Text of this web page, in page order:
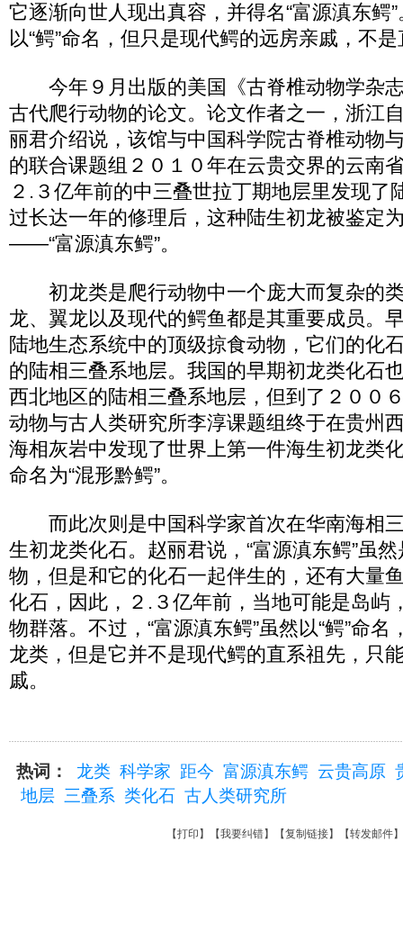
它逐渐向世人现出真容，并得名“富源滇东鳄
以“鳄”命名，但只是现代鳄的远房亲戚，不
今年９月出版的美国《古脊椎动物学杂
古代爬行动物的论文。论文作者之一，浙江
丽君介绍说，该馆与中国科学院古脊椎动物
的联合课题组２０１０年在云贵交界的云南
２.３亿年前的中三叠世拉丁期地层里发现了
过长达一年的修理后，这种陆生初龙被鉴定
——“富源滇东鳄”。
初龙类是爬行动物中一个庞大而复杂的
龙、翼龙以及现代的鳄鱼都是其重要成员。
陆地生态系统中的顶级掠食动物，它们的化
的陆相三叠系地层。我国的早期初龙类化石
西北地区的陆相三叠系地层，但到了２００
动物与古人类研究所李淳课题组终于在贵州
海相灰岩中发现了世界上第一件海生初龙类
命名为“混形黔鳄”。
而此次则是中国科学家首次在华南海相
生初龙类化石。赵丽君说，“富源滇东鳄”虽
物，但是和它的化石一起伴生的，还有大量
化石，因此，２.３亿年前，当地可能是岛屿
物群落。不过，“富源滇东鳄”虽然以“鳄”命
龙类，但是它并不是现代鳄的直系祖先，只
戚。
热词： 龙类 科学家 距今 富源滇东鳄 云贵高原
地层 三叠系 类化石 古人类研究所
【打印 】【我要纠错】【复制链接】【转发邮件